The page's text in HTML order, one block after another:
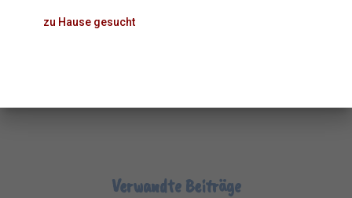
zu Hause gesucht
Verwandte Beiträge